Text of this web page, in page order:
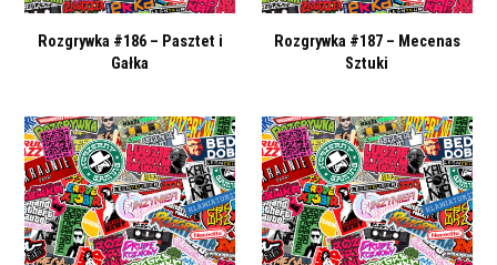
Rozgrywka #186 – Pasztet i
Gałka
Rozgrywka #187 – Mecenas
Sztuki